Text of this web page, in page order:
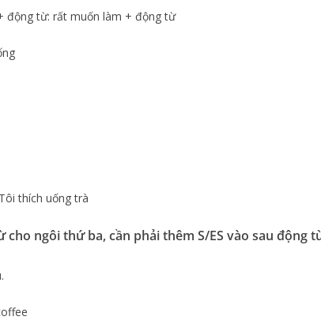
động từ: rất muốn làm + động từ
thích uống trà
cho ngôi thứ ba, cần phải thêm S/ES vào sau động